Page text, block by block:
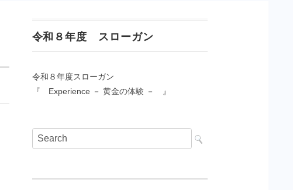
令和８年度 スローガン
令和８年度スローガン
『 Experience － 黄金の体験 － 』